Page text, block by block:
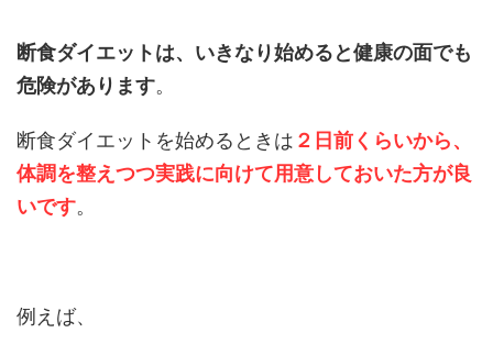
断食ダイエットは、いきなり始めると健康の面でも
危険があります。
断食ダイエットを始めるときは ２日前くらいから、
体調を整えつつ実践に向けて用意しておいた方が良
いです。
例えば、